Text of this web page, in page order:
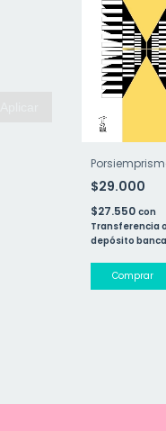
$29.000
$27.550 con
Transferencia o
depósito